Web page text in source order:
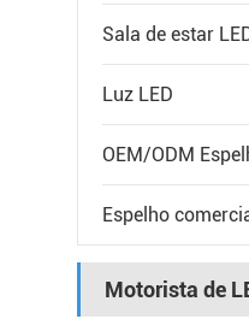
Sala de estar
Luz LED
OEM/ODM
Espelho
Motorista de